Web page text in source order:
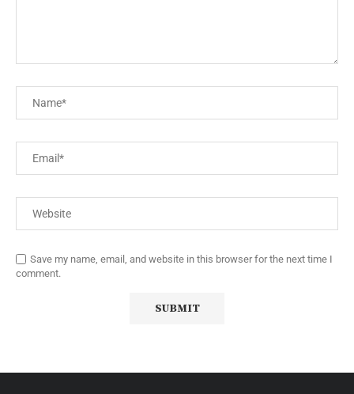
Save my name, email, and website in this browser for the next time I
comment.